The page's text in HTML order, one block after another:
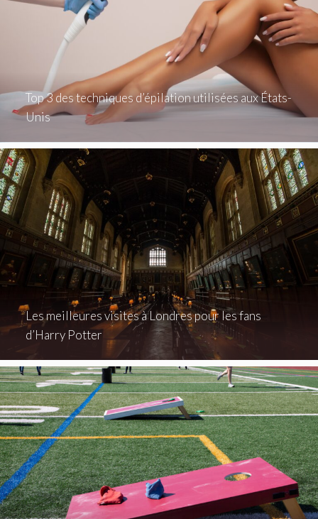
Top 3 des techniques d’épilation utilisées aux États-
Unis
Les meilleures visites à Londres pour les fans
d’Harry Potter